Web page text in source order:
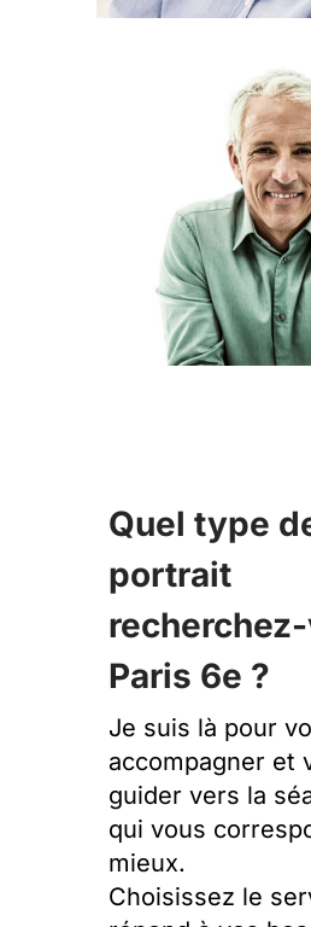
Quel type
portrait
Paris 6e ?
Je suis là pour
accompagner et
guider vers la
qui vous
mieux.
Choisissez le